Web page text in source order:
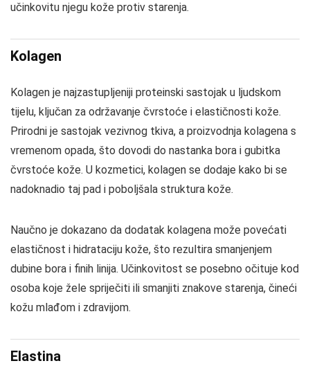
učinkovitu njegu kože protiv starenja.
Kolagen
Kolagen je najzastupljeniji proteinski sastojak u ljudskom
tijelu, ključan za održavanje čvrstoće i elastičnosti kože.
Prirodni je sastojak vezivnog tkiva, a proizvodnja kolagena s
vremenom opada, što dovodi do nastanka bora i gubitka
čvrstoće kože. U kozmetici, kolagen se dodaje kako bi se
nadoknadio taj pad i poboljšala struktura kože.
Naučno je dokazano da dodatak kolagena može povećati
elastičnost i hidrataciju kože, što rezultira smanjenjem
dubine bora i finih linija. Učinkovitost se posebno očituje kod
osoba koje žele spriječiti ili smanjiti znakove starenja, čineći
kožu mlađom i zdravijom.
Elastina